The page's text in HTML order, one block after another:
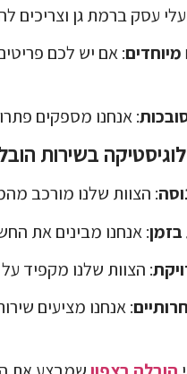
עסק ברמת גן וצריכים
: אם יש לכם
: אנחנו מספקים
: הצוות שלנו מורכב
: אנחנו מבינים את
: הצוות שלנו מקפיד
: אנחנו מציעים